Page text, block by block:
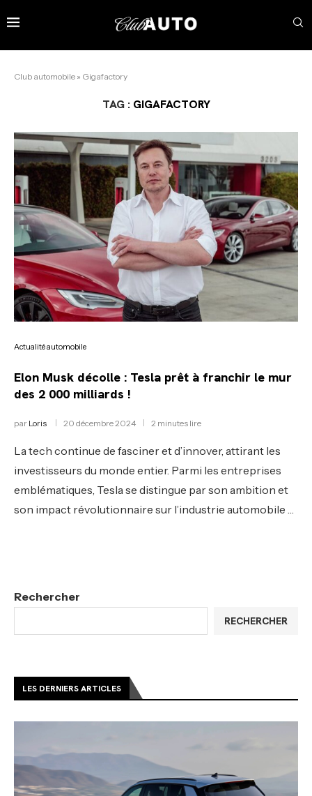
Club automobile » Gigafactory
TAG : GIGAFACTORY
Actualité automobile
Elon Musk décolle : Tesla prêt à franchir le mur
des 2 000 milliards !
par Loris 20 décembre 2024 2 minutes lire
La tech continue de fasciner et d’innover, attirant les
investisseurs du monde entier. Parmi les entreprises
emblématiques, Tesla se distingue par son ambition et
son impact révolutionnaire sur l’industrie automobile …
Rechercher
RECHERCHER
LES DERNIERS ARTICLES